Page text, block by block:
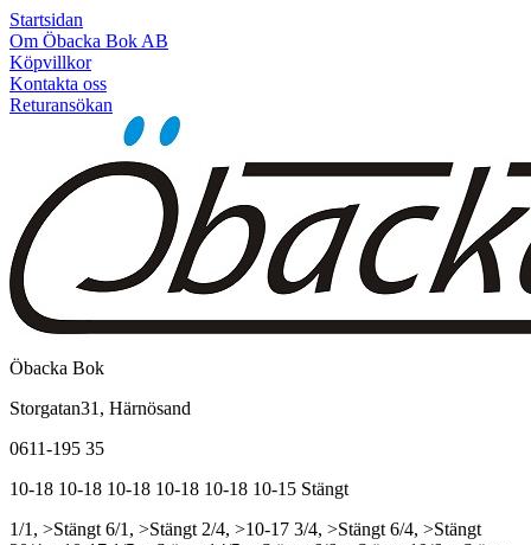
Startsidan
Om Öbacka Bok AB
Köpvillkor
Kontakta oss
Returansökan
Öbacka Bok
Storgatan31, Härnösand
0611-195 35
10-18 10-18 10-18 10-18 10-18 10-15 Stängt
1/1, >Stängt 6/1, >Stängt 2/4, >10-17 3/4, >Stängt 6/4, >Stängt